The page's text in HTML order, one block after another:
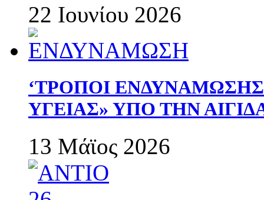
22 Ιουνίου 2026
‘ΤΡΟΠΟΙ
ΥΓΕΙΑΣ» ΥΠΟ ΤΗΝ
13 Μάϊος 2026